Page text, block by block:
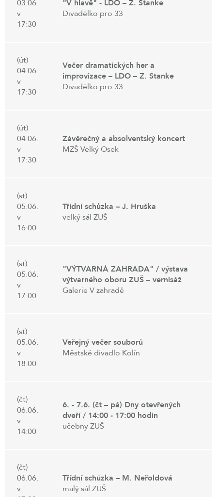
03.06.
v
17:30
"V hlavě" - LDO – Z. Stanke
Divadélko pro 33
(út)
04.06.
v
17:30
Večer dramatických her a
improvizace – LDO – Z. Stanke
Divadélko pro 33
(út)
04.06.
v
17:30
Závěrečný a absolventský koncert
MZŠ Velký Osek
(st)
05.06.
v
16:00
Třídní schůzka – J. Hruška
velký sál ZUŠ
(st)
05.06.
v
17:00
"VÝTVARNÁ ZAHRADA" / výstava
výtvarného oboru ZUŠ – vernisáž
Galerie V zahradě
(st)
05.06.
v
18:00
Veřejný večer souborů
Městské divadlo Kolín
(čt)
06.06.
v
14:00
6. - 7.6. (čt – pá) Dny otevřených
dveří / 14:00 - 17:00 hodin
učebny ZUŠ
(čt)
06.06.
v
Třídní schůzka – M. Neřoldová
malý sál ZUŠ